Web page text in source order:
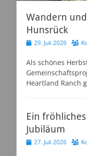
Wandern
Hunsrück
Veröffentlicht
29. Juli 2026
Als schönes
Heartland Ranch
Ein
Jubiläum
Veröffentlicht
27. Juli 2026